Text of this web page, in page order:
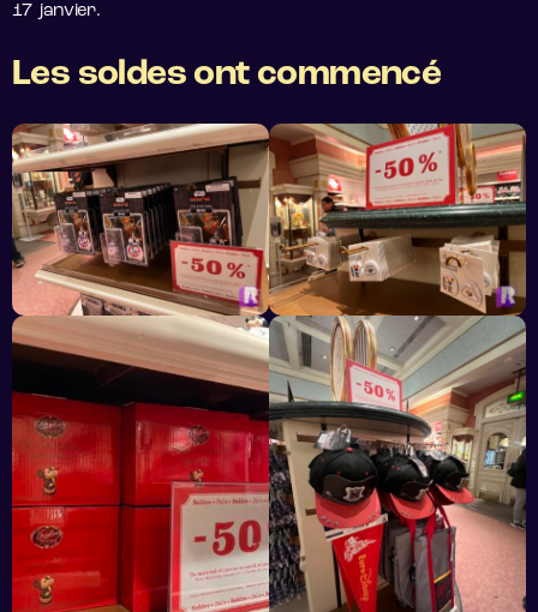
17 janvier.
Les soldes ont commencé